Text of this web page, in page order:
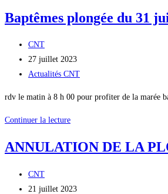
3
Baptêmes plongée du 31
Auteur/autrice
de
la
CNT
Publication
publiée :
27 juillet 2023
Post
Actualités CNT
rdv le matin à 8 h 00 pour profiter de la marée
Continuer la lectureBaptêmes
du
ANNULATION DE LA
Auteur/autrice
de
CNT
Publication
21 juillet 2023